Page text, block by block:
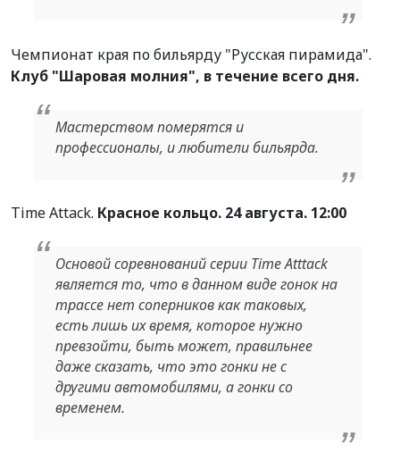
Чемпионат края по бильярду "Русская пирамида".
Клуб "Шаровая молния", в течение всего дня.
Мастерством померятся и
профессионалы, и любители бильярда.
Time Attack. Красное кольцо. 24 августа. 12:00
Основой соревнований серии Time Atttack
является то, что в данном виде гонок на
трассе нет соперников как таковых,
есть лишь их время, которое нужно
превзойти, быть может, правильнее
даже сказать, что это гонки не с
другими автомобилями, а гонки со
временем.